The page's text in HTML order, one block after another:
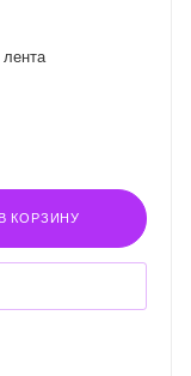
В КОРЗИНУ